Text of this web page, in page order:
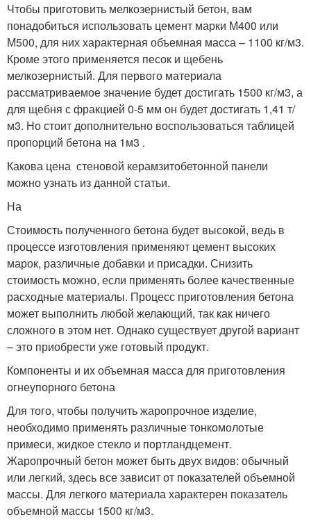
Чтобы приготовить мелкозернистый бетон, вам
понадобиться использовать цемент марки М400 или
М500, для них характерная объемная масса – 1100 кг/м3.
Кроме этого применяется песок и щебень
мелкозернистый. Для первого материала
рассматриваемое значение будет достигать 1500 кг/м3, а
для щебня с фракцией 0-5 мм он будет достигать 1,41 т/
м3. Но стоит дополнительно воспользоваться таблицей
пропорций бетона на 1м3 .
Какова цена стеновой керамзитобетонной панели
можно узнать из данной статьи.
На
Стоимость полученного бетона будет высокой, ведь в
процессе изготовления применяют цемент высоких
марок, различные добавки и присадки. Снизить
стоимость можно, если применять более качественные
расходные материалы. Процесс приготовления бетона
может выполнить любой желающий, так как ничего
сложного в этом нет. Однако существует другой вариант
– это приобрести уже готовый продукт.
Компоненты и их объемная масса для приготовления
огнеупорного бетона
Для того, чтобы получить жаропрочное изделие,
необходимо применять различные тонкомолотые
примеси, жидкое стекло и портландцемент.
Жаропрочный бетон может быть двух видов: обычный
или легкий, здесь все зависит от показателей объемной
массы. Для легкого материала характерен показатель
объемной массы 1500 кг/м3.